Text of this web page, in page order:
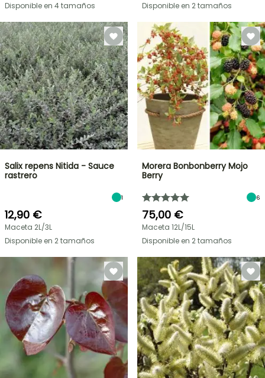
Disponible en 4 tamaños
Disponible en 2 tamaños
Salix repens Nitida - Sauce
rastrero
1
12,90 €
Maceta 2L/3L
Disponible en 2 tamaños
Morera Bonbonberry Mojo
Berry
6
75,00 €
Maceta 12L/15L
Disponible en 2 tamaños